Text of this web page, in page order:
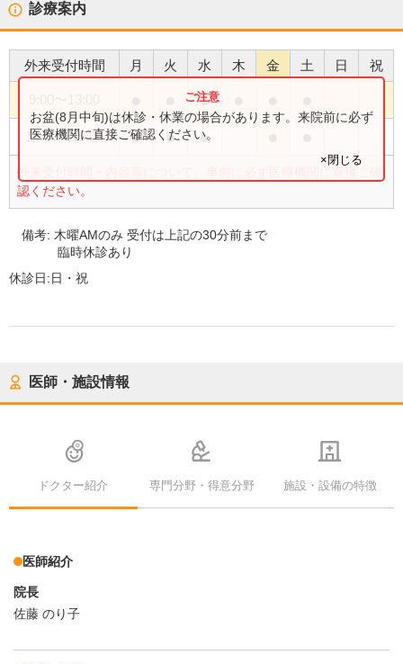
診療案内
外来受付時間 月 火 水 木 金 土 日 祝
●
14:00〜19:00 ● ● ●
外来受付時間・内容等について、事前に必ず医療機関に直接ご確
認ください。
お盆(8月中旬)は休診・休業の場合があります。来院前に必ず
医療機関に直接ご確認ください。
×閉じる
備考: 木曜AMのみ 受付は上記の30分前まで
臨時休診あり
休診日:日・祝
医師・施設情報
ドクター紹介 専門分野・得意分野 施設・設備の特徴
医師紹介
院長
佐藤 のり子